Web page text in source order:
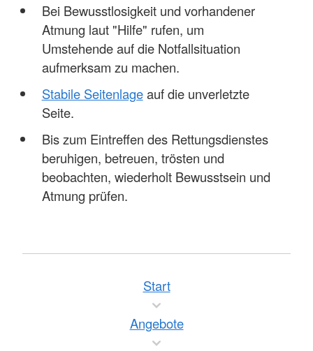
Bei Bewusstlosigkeit und vorhandener
Atmung laut "Hilfe" rufen, um
Umstehende auf die Notfallsituation
aufmerksam zu machen.
Stabile Seitenlageauf die unverletzte
Seite.
Bis zum Eintreffen des Rettungsdienstes
beruhigen, betreuen, trösten und
beobachten, wiederholt Bewusstsein und
Atmung prüfen.
Start
Angebote